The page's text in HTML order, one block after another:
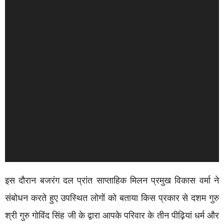
इस दौरान बजरंग दल प्रांत साप्ताहिक मिलन प्रमुख विकास वर्मा ने
संबोधन करते हुए उपस्थित लोगों को बताया किस प्रकार से दशम गुरु
श्री गुरु गोविंद सिंह जी के द्वारा आपके परिवार के तीन पीढ़ियां धर्म और